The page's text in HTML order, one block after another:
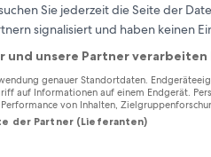
Sie jederzeit die Seite der
signalisiert und haben keinen
und unsere Partner
genauer Standortdaten.
auf Informationen auf einem Endgerät.
von Inhalten,
der Partner (Lieferanten)